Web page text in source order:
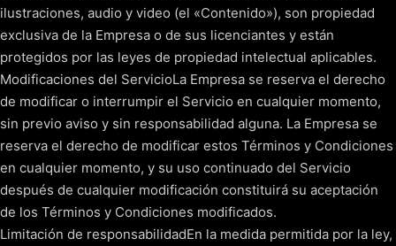
ilustraciones, audio y video (el «Contenido»), son propiedad
exclusiva de la Empresa o de sus licenciantes y están
protegidos por las leyes de propiedad intelectual aplicables.
Modificaciones del ServicioLa Empresa se reserva el derecho
de modificar o interrumpir el Servicio en cualquier momento,
sin previo aviso y sin responsabilidad alguna. La Empresa se
reserva el derecho de modificar estos Términos y Condiciones
en cualquier momento, y su uso continuado del Servicio
después de cualquier modificación constituirá su aceptación
de los Términos y Condiciones modificados.
Limitación de responsabilidadEn la medida permitida por la ley,